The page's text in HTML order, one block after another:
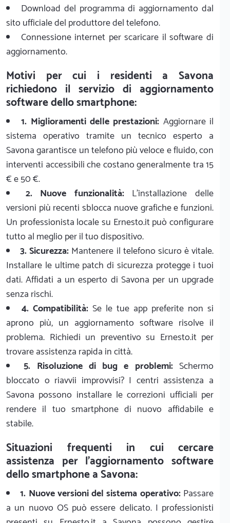
Download del programma di aggiornamento dal
sito ufficiale del produttore del telefono.
Connessione internet per scaricare il software di
aggiornamento.
Motivi per cui i residenti a Savona
richiedono il servizio di aggiornamento
software dello smartphone:
1. Miglioramenti delle prestazioni: Aggiornare il
sistema operativo tramite un tecnico esperto a
Savona garantisce un telefono più veloce e fluido, con
interventi accessibili che costano generalmente tra 15
€ e 50 €.
2. Nuove funzionalità:L'installazione delle
versioni più recenti sblocca nuove grafiche e funzioni.
Un professionista locale su Ernesto.it può configurare
tutto al meglio per il tuo dispositivo.
3. Sicurezza: Mantenere il telefono sicuro è vitale.
Installare le ultime patch di sicurezza protegge i tuoi
dati. Affidati a un esperto di Savona per un upgrade
senza rischi.
4. Compatibilità: Se le tue app preferite non si
aprono più, un aggiornamento software risolve il
problema. Richiedi un preventivo su Ernesto.it per
trovare assistenza rapida in città.
5. Risoluzione di bug e problemi:Schermo
bloccato o riavvii improvvisi? I centri assistenza a
Savona possono installare le correzioni ufficiali per
rendere il tuo smartphone di nuovo affidabile e
stabile.
Situazioni frequenti in cui cercare
assistenza per l'aggiornamento software
dello smartphone a Savona:
1. Nuove versioni del sistema operativo:Passare
a un nuovo OS può essere delicato. I professionisti